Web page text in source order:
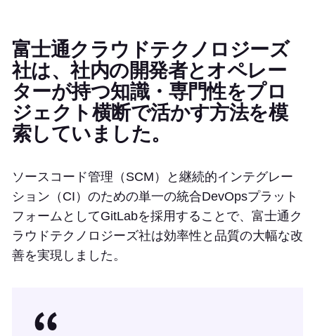
富士通クラウドテクノロジーズ
社は、社内の開発者とオペレー
ターが持つ知識・専門性をプロ
ジェクト横断で活かす方法を模
索していました。
ソースコード管理（SCM）と継続的インテグレー
ション（CI）のための単一の統合DevOpsプラット
フォームとしてGitLabを採用することで、富士通ク
ラウドテクノロジーズ社は効率性と品質の大幅な改
善を実現しました。